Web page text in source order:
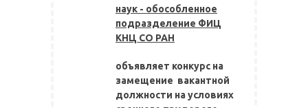
наук - обособленное
подразделение ФИЦ
КНЦ СО РАН
объявляет конкурс на
замещение вакантной
должности на условиях